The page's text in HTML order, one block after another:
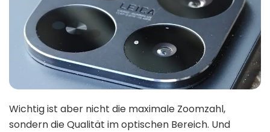
Wichtig ist aber nicht die maximale Zoomzahl,
sondern die Qualität im optischen Bereich. Und